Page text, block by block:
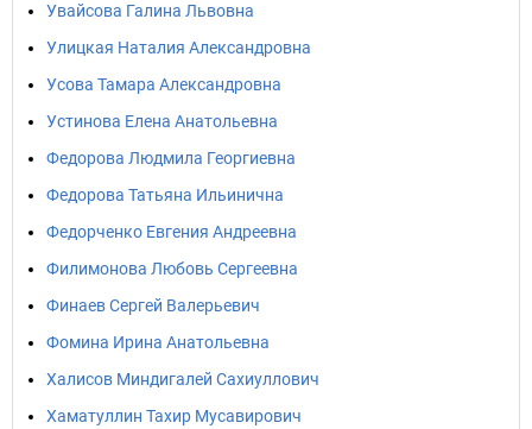
Увайсова Галина Львовна
Улицкая Наталия Александровна
Усова Тамара Александровна
Устинова Елена Анатольевна
Федорова Людмила Георгиевна
Федорова Татьяна Ильинична
Федорченко Евгения Андреевна
Филимонова Любовь Сергеевна
Финаев Сергей Валерьевич
Фомина Ирина Анатольевна
Халисов Миндигалей Сахиуллович
Хаматуллин Тахир Мусавирович